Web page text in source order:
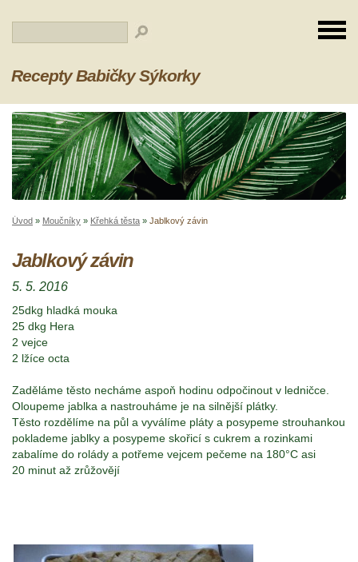
Recepty Babičky Sýkorky
Úvod » Moučníky » Křehká těsta » Jablkový závin
Jablkový závin
5. 5. 2016
25dkg hladká mouka
25 dkg Hera
2 vejce
2 lžíce octa
Zaděláme těsto necháme aspoň hodinu odpočinout v ledničce.
Oloupeme jablka a nastrouháme je na silnější plátky.
Těsto rozdělíme na půl a vyválíme pláty a posypeme strouhankou
poklademe jablky a posypeme skořicí s cukrem a rozinkami
zabalíme do rolády a potřeme vejcem pečeme na 180°C asi
20 minut až zrůžovějí